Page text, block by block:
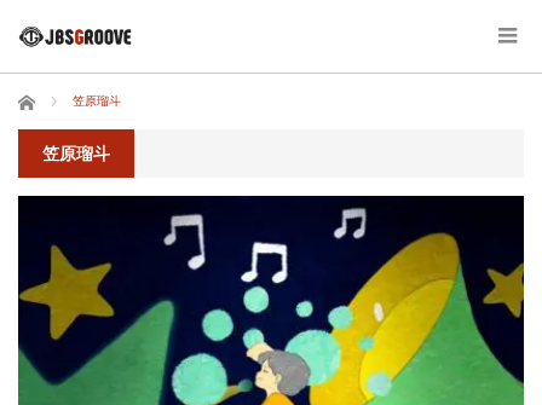
ホーム 笠原瑠斗
笠原瑠斗